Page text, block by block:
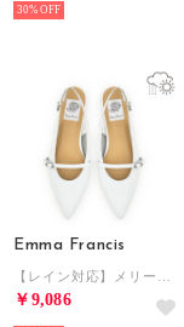
30%
Emma Francis
￥9,086